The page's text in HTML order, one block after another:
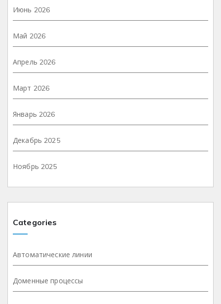
Июнь 2026
Май 2026
Апрель 2026
Март 2026
Январь 2026
Декабрь 2025
Ноябрь 2025
Categories
Автоматические линии
Доменные процессы